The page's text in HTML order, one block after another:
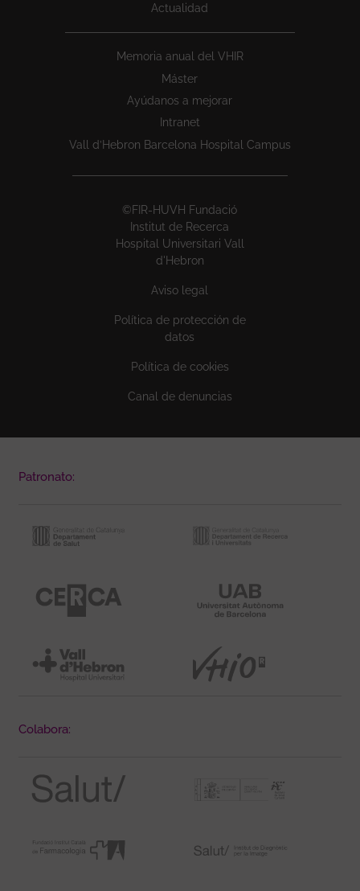
Actualidad
Memoria anual del VHIR
Máster
Ayúdanos a mejorar
Intranet
Vall d’Hebron Barcelona Hospital Campus
©FIR-HUVH Fundació
Institut de Recerca
Hospital Universitari Vall
d'Hebron
Aviso legal
Política de protección de
datos
Política de cookies
Canal de denuncias
Patronato:
Colabora: